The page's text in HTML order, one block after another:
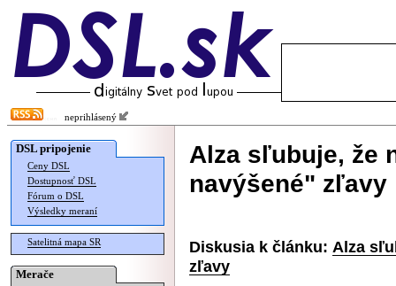
neprihlásený
DSL pripojenie
Ceny DSL
Dostupnosť DSL
Fórum o DSL
Výsledky meraní
Satelitná mapa SR
Merače
Alza sľubuje, že
navýšené" zľavy
Diskusia k článku: Alza
zľavy